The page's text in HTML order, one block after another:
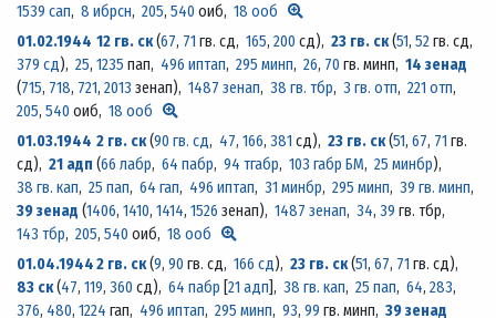
1539 сап, 8 ибрсн, 205, 540 оиб, 18 ооб
01.02.1944 12 гв. ск(67, 71 гв. сд,165,200 сд),23 гв. ск(51,52гв. сд,
379 сд), 25, 1235 пап, 496 иптап, 295 минп, 26, 70 гв. минп, 14 зенад
(715, 718, 721, 2013 зенап), 1487 зенап, 38 гв. тбр, 3 гв. отп, 221 отп,
205, 540 оиб, 18 ооб
01.03.1944 2 гв. ск(90 гв. сд, 47,166,381 сд),23 гв. ск(51,67, 71 гв.
сд), 21 адп (66 лабр, 64 пабр, 94 тгабр, 103 габр БМ, 25 минбр),
38 гв. кап, 25 пап, 64 гап, 496 иптап, 31 минбр, 295 минп, 39 гв. минп,
39 зенад (1406, 1410, 1414, 1526 зенап), 1487 зенап, 34, 39 гв. тбр,
143 тбр, 205, 540 оиб, 18 ооб
01.04.19442 гв. ск(9,90 гв. сд,166 сд),23 гв. ск(51,67, 71 гв. сд),
83 ск(47, 119, 360 сд), 64 пабр 21 адп ], 38 гв. кап, 25 пап, 64, 283,
376, 480, 1224 гап, 496 иптап, 295 минп, 93, 99 гв. минп, 39 зенад